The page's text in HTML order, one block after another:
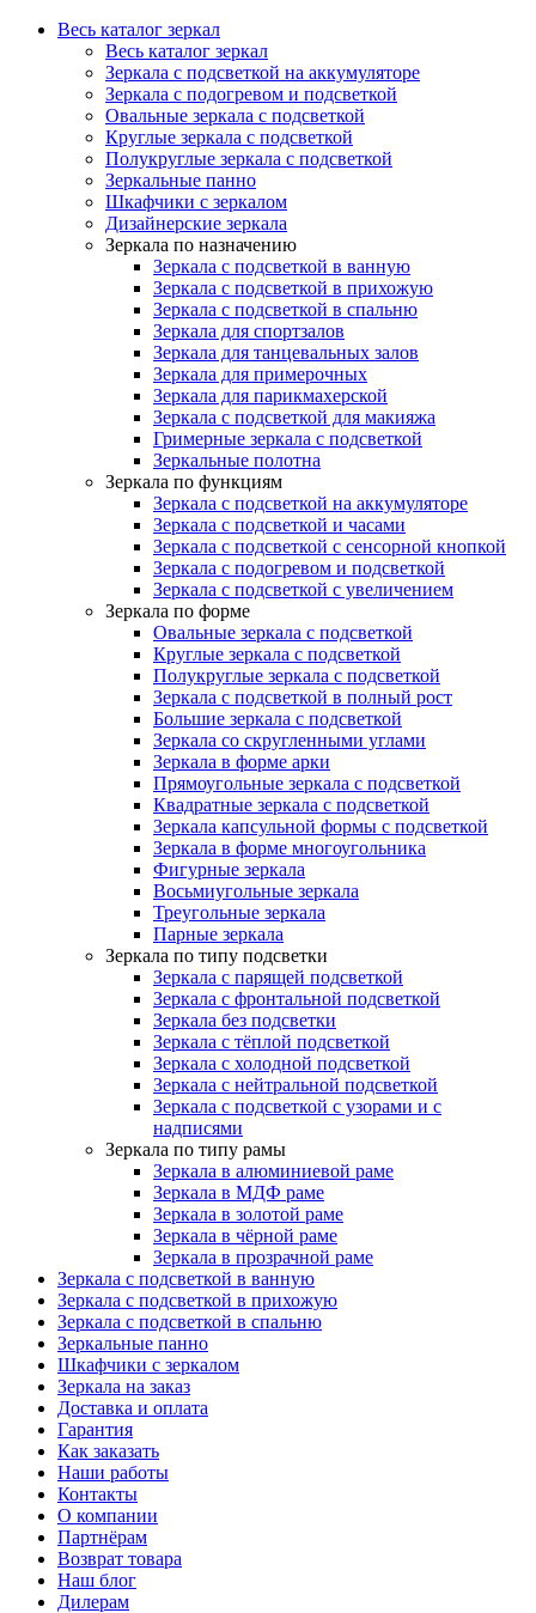
Весь каталог зеркал
Весь каталог зеркал
Зеркала с подсветкой на аккумуляторе
Зеркала с подогревом и подсветкой
Овальные зеркала с подсветкой
Круглые зеркала с подсветкой
Полукруглые зеркала с подсветкой
Зеркальные панно
Шкафчики с зеркалом
Дизайнерские зеркала
Зеркала по назначению
Зеркала с подсветкой в ванную
Зеркала с подсветкой в прихожую
Зеркала с подсветкой в спальню
Зеркала для спортзалов
Зеркала для танцевальных залов
Зеркала для примерочных
Зеркала для парикмахерской
Зеркала с подсветкой для макияжа
Гримерные зеркала с подсветкой
Зеркальные полотна
Зеркала по функциям
Зеркала с подсветкой на аккумуляторе
Зеркала с подсветкой и часами
Зеркала с подсветкой с сенсорной кнопкой
Зеркала с подогревом и подсветкой
Зеркала с подсветкой с увеличением
Зеркала по форме
Овальные зеркала с подсветкой
Круглые зеркала с подсветкой
Полукруглые зеркала с подсветкой
Зеркала с подсветкой в полный рост
Большие зеркала с подсветкой
Зеркала со скругленными углами
Зеркала в форме арки
Прямоугольные зеркала с подсветкой
Квадратные зеркала с подсветкой
Зеркала капсульной формы с подсветкой
Зеркала в форме многоугольника
Фигурные зеркала
Восьмиугольные зеркала
Треугольные зеркала
Парные зеркала
Зеркала по типу подсветки
Зеркала с парящей подсветкой
Зеркала с фронтальной подсветкой
Зеркала без подсветки
Зеркала с тёплой подсветкой
Зеркала с холодной подсветкой
Зеркала с нейтральной подсветкой
Зеркала с подсветкой с узорами и с
надписями
Зеркала по типу рамы
Зеркала в алюминиевой раме
Зеркала в МДФ раме
Зеркала в золотой раме
Зеркала в чёрной раме
Зеркала в прозрачной раме
Зеркала с подсветкой в ванную
Зеркала с подсветкой в прихожую
Зеркала с подсветкой в спальню
Зеркальные панно
Шкафчики с зеркалом
Зеркала на заказ
Доставка и оплата
Гарантия
Как заказать
Наши работы
Контакты
О компании
Партнёрам
Возврат товара
Наш блог
Дилерам